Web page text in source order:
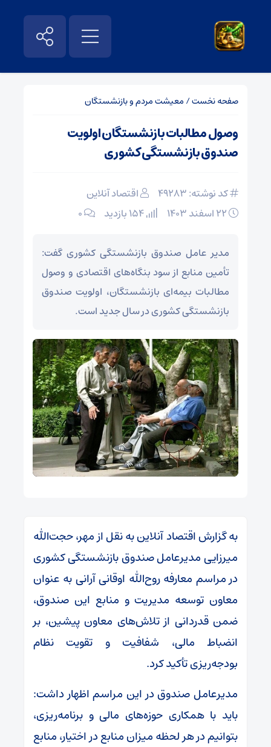
صفحه نخست/ معیشت مردم و بازنشستگان
وصول مطالبات بازنشستگان اولویت
صندوق بازنشستگی کشوری
کد نوشته: 49283
اقتصاد آنلاین
۰
مدیر عامل صندوق بازنشستگی کشوری گفت:
تأمین منابع از سود بنگاه‌های اقتصادی و وصول
مطالبات بیمه‌ای بازنشستگان، اولویت صندوق
بازنشستگی کشوری در سال جدید است.
به گزارش اقتصاد آنلاین به نقل از مهر، حجت‌الله
میرزایی مدیرعامل صندوق بازنشستگی کشوری
در مراسم معارفه روح‌الله اوقانی آرانی به عنوان
معاون توسعه مدیریت و منابع این صندوق،
ضمن قدردانی از تلاش‌های معاون پیشین، بر
انضباط مالی، شفافیت و تقویت نظام
بودجه‌ریزی تأکید کرد.
مدیرعامل صندوق در این مراسم اظهار داشت:
باید با همکاری حوزه‌های مالی و برنامه‌ریزی،
بتوانیم در هر لحظه میزان منابع در اختیار، منابع